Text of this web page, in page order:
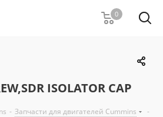
0
ISOLATOR CAP
- Запчасти для двигателей Cummins
-